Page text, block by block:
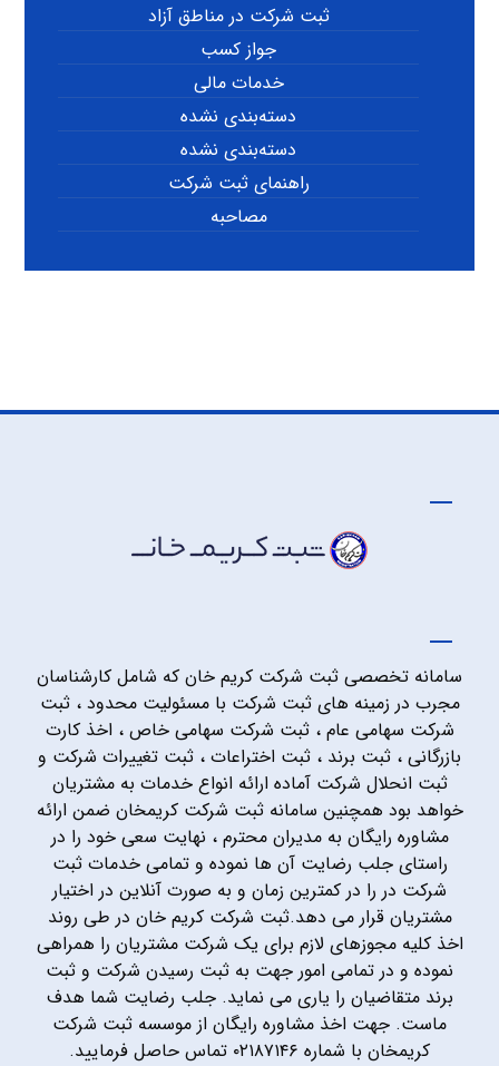
ثبت شرکت در مناطق آزاد
جواز کسب
خدمات مالی
دسته‌بندی نشده
دسته‌بندی نشده
راهنمای ثبت شرکت
مصاحبه
سامانه تخصصی ثبت شرکت کریم خان که شامل کارشناسان
مجرب در زمینه های ثبت شرکت با مسئولیت محدود ، ثبت
شرکت سهامی عام ، ثبت شرکت سهامی خاص ، اخذ کارت
بازرگانی ، ثبت برند ، ثبت اختراعات ، ثبت تغییرات شرکت و
ثبت انحلال شرکت آماده ارائه انواع خدمات به مشتریان
خواهد بود همچنین سامانه ثبت شرکت کریمخان ضمن ارائه
مشاوره رایگان به مدیران محترم ، نهایت سعی خود را در
راستای جلب رضایت آن ها نموده و تمامی خدمات ثبت
شرکت در را در کمترین زمان و به صورت آنلاین در اختیار
مشتریان قرار می دهد.ثبت شرکت کریم خان در طی روند
اخذ کلیه مجوزهای لازم برای یک شرکت مشتریان را همراهی
نموده و در تمامی امور جهت به ثبت رسیدن شرکت و ثبت
برند متقاضیان را یاری می نماید. جلب رضایت شما هدف
ماست. جهت اخذ مشاوره رایگان از موسسه ثبت شرکت
کریمخان با شماره ۰۲۱۸۷۱۴۶ تماس حاصل فرمایید.